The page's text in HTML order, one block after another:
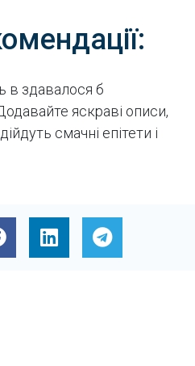
в здавалося б
яскраві описи,
смачні епітети і